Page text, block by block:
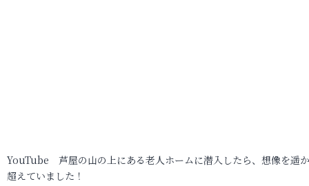
YouTube 芦屋の山の上にある老人ホームに潜入したら、想像を遥
超えていました！